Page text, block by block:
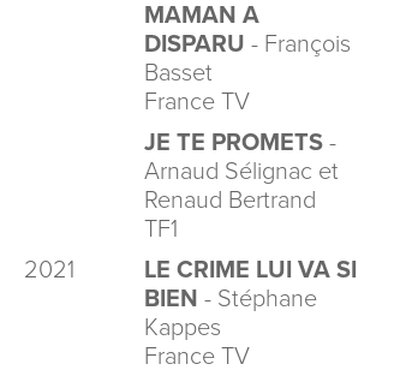
MAMAN A
DISPARU - François
Basset
France TV
JE TE PROMETS -
Arnaud Sélignac et
Renaud Bertrand
TF1
2021
LE CRIME LUI VA SI
BIEN - Stéphane
Kappes
France TV